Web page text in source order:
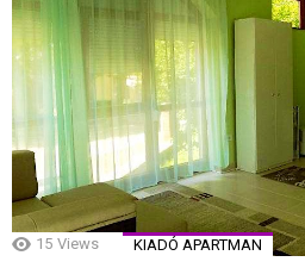
15 Views KIADÓ APARTMAN